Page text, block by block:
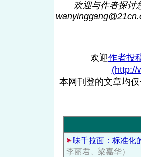
欢迎与作者探讨您
wanyinggang@21cn
欢迎作者投
(http://
本网刊登的文章均
味千拉面：标准化
李丽君、梁嘉华）